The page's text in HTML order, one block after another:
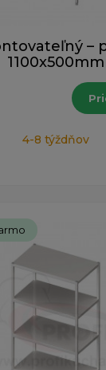
–
1100x500mm
4-8 týždňov